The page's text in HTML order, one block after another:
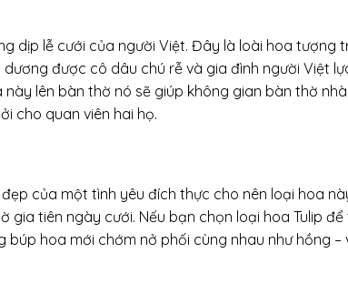
dịp lễ cưới của người Việt. Đây là loài hoa tượng
được cô dâu chú rễ và gia đình người Việt
lên bàn thờ nó sẽ giúp không gian bàn thờ
cho quan viên hai họ.
của một tình yêu đích thực cho nên loại hoa
tiên ngày cưới. Nếu bạn chọn loại hoa Tulip
hoa mới chớm nở phối cùng nhau như hồng –